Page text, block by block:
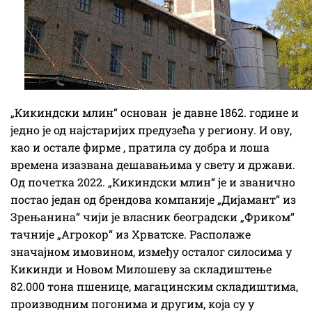
„Кикиндски млин“ основан је давне 1862. године и
једно је од најстаријих предузећа у региону. И ову,
као и остале фирме , пратила су добра и лоша
времена изазвана дешавањима у свету и држави.
Од почетка 2022. „Кикиндски млин“ је и званично
постао један од брендова компаније „Дијамант“ из
Зрењанина“ чији је власник београдски „Фриком“
тачније „Агрокор“ из Хрватске. Располаже
значајном имовином, између осталог силосима у
Кикинди и Новом Милошеву за складиштење
82.000 тона пшенице, магацинским складиштима,
производним погонима и другим, која су у